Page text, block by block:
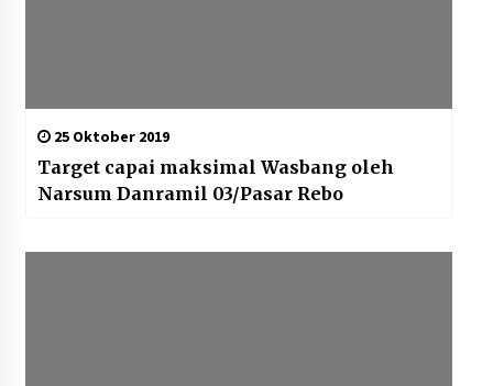
25 Oktober 2019
Target capai maksimal Wasbang oleh
Narsum Danramil 03/Pasar Rebo